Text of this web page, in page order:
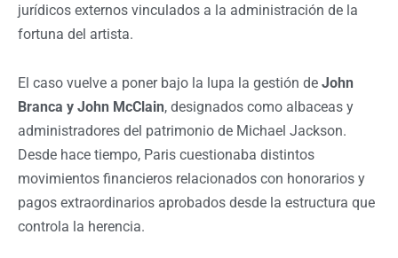
jurídicos externos vinculados a la administración de la
fortuna del artista.
El caso vuelve a poner bajo la lupa la gestión de John
Branca y John McClain, designados como albaceas y
administradores del patrimonio de Michael Jackson.
Desde hace tiempo, Paris cuestionaba distintos
movimientos financieros relacionados con honorarios y
pagos extraordinarios aprobados desde la estructura que
controla la herencia.